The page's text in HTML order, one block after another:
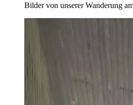
Bilder von unserer Wanderung